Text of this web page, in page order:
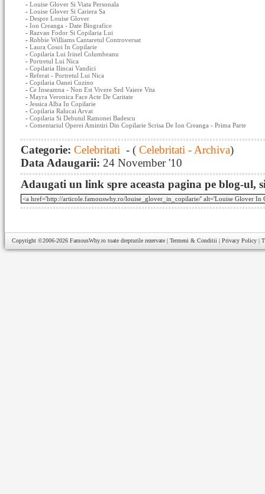
- Louise Glover Si Viata Personala
- Louise Glover Si Cariera Sa
- Despre Louise Glover
- Ion Creanga - Date Biografice
- Razvan Fodor Si Copilaria Lui
- Robbie Williams Cantaretul Controversat
- Laura Cosoi In Copilarie
- Copilaria Lui Irinel Columbeanu
- Portretul Lui Nica
- Copilaria Ilincai Vandici
- Referat - Portretul Lui Nica
- Copilaria Oanei Cuzino
- Ce Inseamna - Non Est Vivere Sed Vaiere Vita
- Mayra Veronica Face Acte De Caritate
- Jessica Alba In Copilarie
- Copilaria Ralucai Arvat
- Copilaria Si Debutul Ramonei Badescu
- Comentariul Operei Amintiri Din Copilarie Scrisa De Ion Creanga - Prima Parte
Categorie: Celebritati - ( Celebritati - Archiva)
Data Adaugarii: 24 November '10
Adaugati un link spre aceasta pagina pe blog-ul,
Copyright ©2006-2026 FamousWhy.ro toate drepturile rezervate | Termeni & Conditii | Privacy Policy |